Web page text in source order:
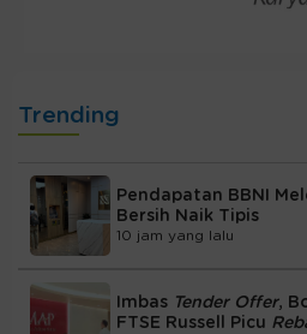
Trending
Pendapatan BBNI
Bersih Naik Tipis
10 jam yang lalu
Imbas Tender Offer,
FTSE Russell Picu